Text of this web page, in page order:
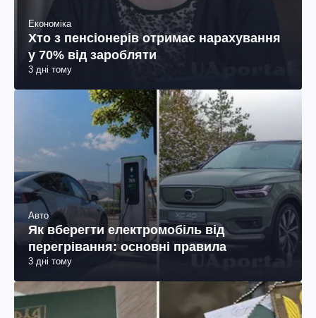
Економіка
Хто з пенсіонерів отримає нарахування
у 70% від заробляти
3 дні тому
Авто
Як вберегти електромобіль від
перегрівання: основні правила
3 дні тому